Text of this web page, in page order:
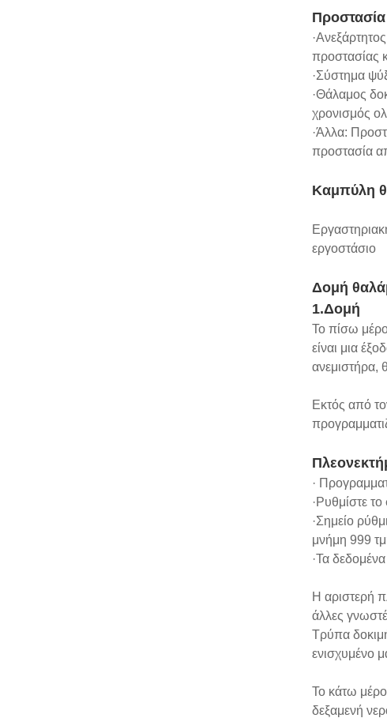
προστασίας
·Σύστημα
·Θάλαμος
χρονισμός
·Άλλα:
προστασία
Καμπύλη
εργοστάσιο
Δομή
1.Δομή
Το πίσω
είναι μια
ανεμιστήρα,
Εκτός από
·
·Ρυθμίστε
·Σημείο
μνήμη 999
·Τα
Η αριστερή
άλλες
Τρύπα
ενισχυμένο
Το κάτω
δεξαμενή